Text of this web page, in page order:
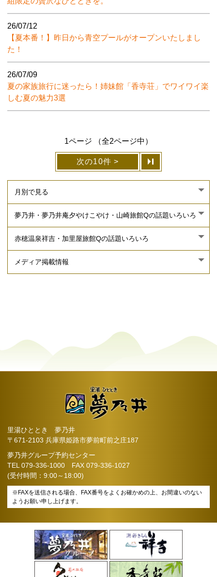
26/07/12
【夏本番！】昨日から青空プールがオープンいたしまし
た！
26/07/09
夏の家族旅行に迷ったら！姉妹館「香寺荘」でワイワイ楽
しむ夏の魅力3選
1ページ （全2ページ中）
次の10件
里湯ひととき 夢乃井
〒671-2103 兵庫県姫路市夢前町前之庄187
夢乃井グループ予約センター
TEL079-336-1000 FAX 079-336-1027
(受付時間：9:00～18:00)
※FAXを送信される場合、FAX番号をよくお確かめの上、お間違いのない
ようお願い申し上げます。